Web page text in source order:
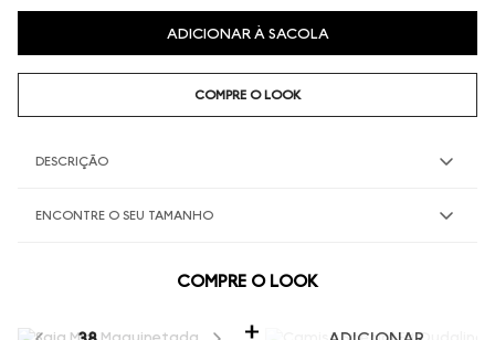
ADICIONAR À SACOLA
COMPRE O LOOK
DESCRIÇÃO
ENCONTRE O SEU TAMANHO
COMPRE O LOOK